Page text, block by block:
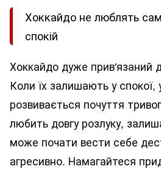
Хоккайдо не люблять
спокій
Хоккайдо дуже прив'язаний
Коли їх залишають у
розвивається почуття
любить довгу розлуку,
може почати вести себе
агресивно. Намагайтеся